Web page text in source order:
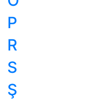
P
R
S
Ş